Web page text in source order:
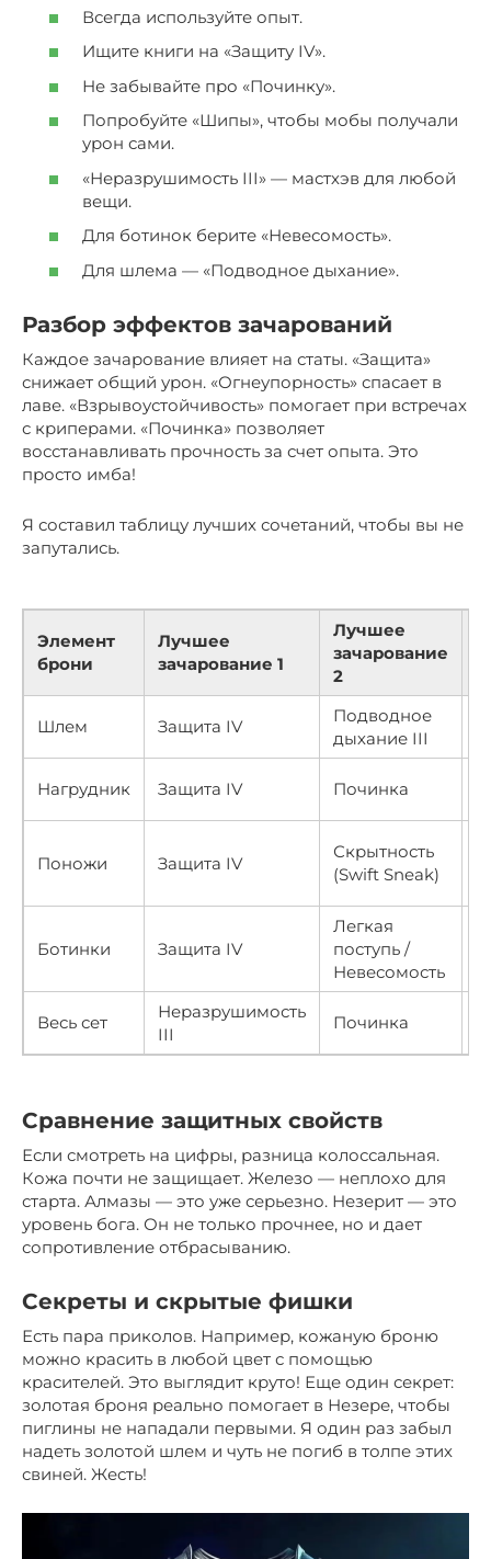
Всегда используйте опыт.
Ищите книги на «Защиту IV».
Не забывайте про «Починку».
Попробуйте «Шипы», чтобы мобы получали
урон сами.
«Неразрушимость III» — мастхэв для любой
вещи.
Для ботинок берите «Невесомость».
Для шлема — «Подводное дыхание».
Разбор эффектов зачарований
Каждое зачарование влияет на статы. «Защита»
снижает общий урон. «Огнеупорность» спасает в
лаве. «Взрывоустойчивость» помогает при встречах
с криперами. «Починка» позволяет
восстанавливать прочность за счет опыта. Это
просто имба!
Я составил таблицу лучших сочетаний, чтобы вы не
запутались.
Элемент
брони
Лучшее
зачарование 1
Лучшее
зачарование
2
Шлем Защита IV
Подводное
дыхание III
Нагрудник Защита IV Починка
Поножи Защита IV
Скрытность
(Swift Sneak)
Ботинки Защита IV
Легкая
поступь /
Невесомость
Весь сет
Неразрушимость
III
Починка
Сравнение защитных свойств
Если смотреть на цифры, разница колоссальная.
Кожа почти не защищает. Железо — неплохо для
старта. Алмазы — это уже серьезно. Незерит — это
уровень бога. Он не только прочнее, но и дает
сопротивление отбрасыванию.
Секреты и скрытые фишки
Есть пара приколов. Например, кожаную броню
можно красить в любой цвет с помощью
красителей. Это выглядит круто! Еще один секрет:
золотая броня реально помогает в Незере, чтобы
пиглины не нападали первыми. Я один раз забыл
надеть золотой шлем и чуть не погиб в толпе этих
свиней. Жесть!